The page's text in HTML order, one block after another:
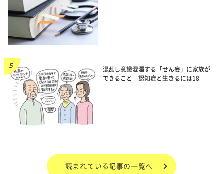
混乱し意識混濁する「せん妄」に家族が
できること 認知症と生きるには18
読まれている記事の一覧へ